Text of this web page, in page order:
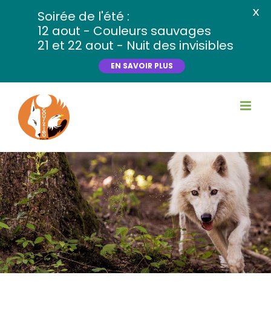
Soirée de l'été :
12 aout - Couleurs sauvages
21 et 22 aout - Nuit des invisibles
EN SAVOIR PLUS
X